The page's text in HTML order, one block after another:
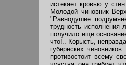
истекает кровью у
Молодой чиновник
"Равнодушие
трудность
получило еще
что!.. Корысть,
губернских
противостоит всему